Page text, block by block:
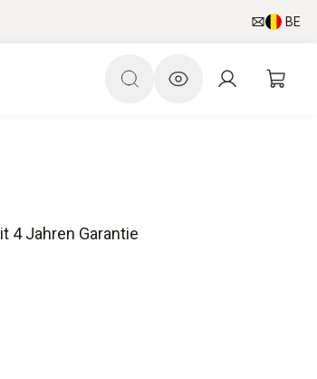
BE
4 Jahren Garantie